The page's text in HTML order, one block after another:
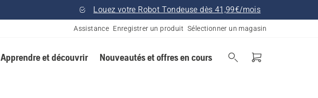
Louez votre Robot Tondeuse dès 41,99€/mois
Assistance Enregistrer un produit Sélectionner un magasin
Apprendre et découvrir Nouveautés et offres en cours